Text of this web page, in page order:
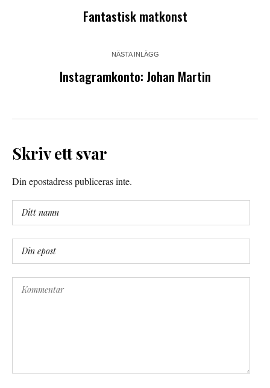
Fantastisk matkonst
NÄSTA INLÄGG
Instagramkonto: Johan Martin
Skriv ett svar
Din epostadress publiceras inte.